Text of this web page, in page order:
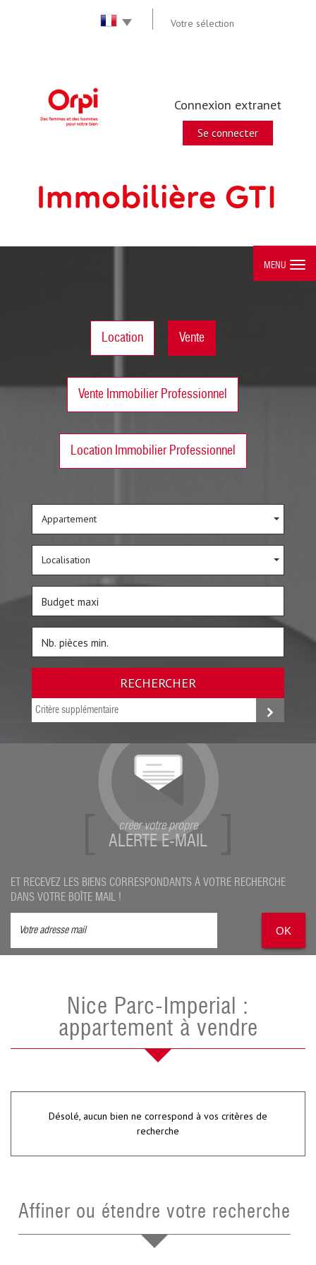
Votre sélection
Connexion extranet
Se connecter
MENU
Location Vente
Vente Immobilier Professionnel
Location Immobilier Professionnel
Appartement
Localisation
RECHERCHER
Critère supplémentaire
créer votre propre
ALERTE E-MAIL
ET RECEVEZ LES BIENS CORRESPONDANTS À VOTRE RECHERCHE
DANS VOTRE BOÎTE MAIL !
OK
Nice Parc-Imperial :
appartement à vendre
Désolé, aucun bien ne correspond à vos critères de
recherche
Affiner ou étendre votre recherche